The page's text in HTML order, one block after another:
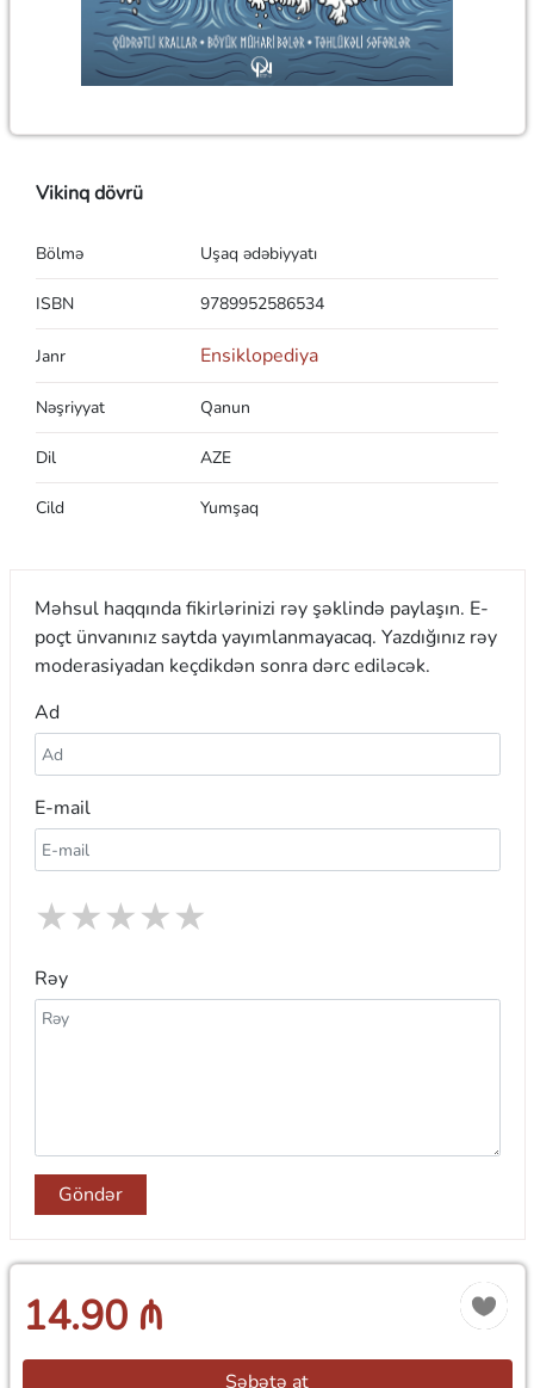
Vikinq dövrü
Bölmə Uşaq ədəbiyyatı
ISBN 9789952586534
Janr Ensiklopediya
Nəşriyyat Qanun
Dil AZE
Cild Yumşaq
Məhsul haqqında fikirlərinizi rəy şəklində paylaşın. E-
poçt ünvanınız saytda yayımlanmayacaq. Yazdığınız rəy
moderasiyadan keçdikdən sonra dərc ediləcək.
Ad
E-mail
★
★
★
★
★
Rəy
Göndər
14.90 ₼
Səbətə at